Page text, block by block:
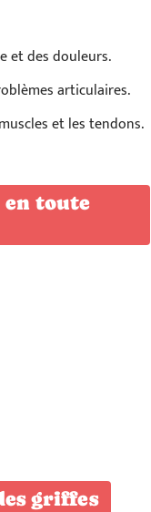
et des douleurs.
articulaires.
et les tendons.
en toute
griffes